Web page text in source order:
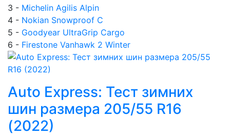
3 - Michelin Agilis Alpin
4 - Nokian Snowproof C
5 - Goodyear UltraGrip Cargo
6 - Firestone Vanhawk 2 Winter
Auto Express: Тест зимних
шин размера 205/55 R16
(2022)